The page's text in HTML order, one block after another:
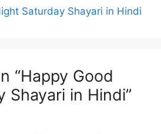
Saturday Shayari in Hindi
“Happy Good
Shayari in Hindi”